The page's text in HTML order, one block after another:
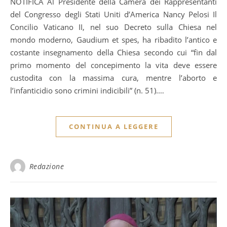
del Congresso degli Stati Uniti d’America Nancy Pelosi Il
Concilio Vaticano II, nel suo Decreto sulla Chiesa nel
mondo moderno, Gaudium et spes, ha ribadito l’antico e
costante insegnamento della Chiesa secondo cui “fin dal
primo momento del concepimento la vita deve essere
custodita con la massima cura, mentre l’aborto e
l’infanticidio sono crimini indicibili” (n. 51).…
CONTINUA A LEGGERE
Redazione